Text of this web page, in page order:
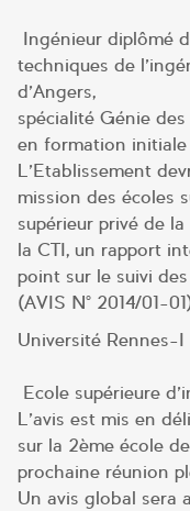
Ingénieur diplômé
techniques de
d’Angers,
spécialité Génie
en formation
L’Etablissement
mission des écoles
supérieur privé de
la CTI, un rapport
point sur le suivi
(AVIS N° 2014/01-
Université Rennes-I
Ecole supérieure
L’avis est mis en
sur la 2ème école
prochaine réunion
Un avis global sera